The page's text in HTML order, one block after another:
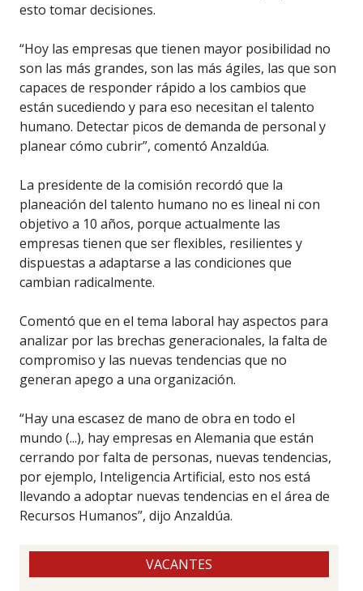
esto tomar decisiones.
“Hoy las empresas que tienen mayor posibilidad no
son las más grandes, son las más ágiles, las que son
capaces de responder rápido a los cambios que
están sucediendo y para eso necesitan el talento
humano. Detectar picos de demanda de personal y
planear cómo cubrir”, comentó Anzaldúa.
La presidente de la comisión recordó que la
planeación del talento humano no es lineal ni con
objetivo a 10 años, porque actualmente las
empresas tienen que ser flexibles, resilientes y
dispuestas a adaptarse a las condiciones que
cambian radicalmente.
Comentó que en el tema laboral hay aspectos para
analizar por las brechas generacionales, la falta de
compromiso y las nuevas tendencias que no
generan apego a una organización.
“Hay una escasez de mano de obra en todo el
mundo (...), hay empresas en Alemania que están
cerrando por falta de personas, nuevas tendencias,
por ejemplo, Inteligencia Artificial, esto nos está
llevando a adoptar nuevas tendencias en el área de
Recursos Humanos”, dijo Anzaldúa.
VACANTES